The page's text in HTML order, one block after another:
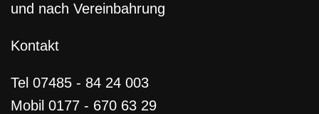
und nach Vereinbahrung
Kontakt
Tel 07485 - 84 24 003
Mobil 0177 - 670 63 29